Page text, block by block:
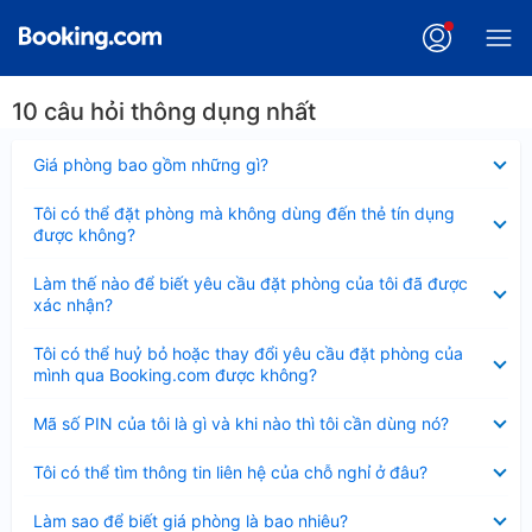
10 câu hỏi thông dụng nhất
Giá phòng bao gồm những gì?
thu
Tôi có thể đặt phòng mà không dùng đến thẻ tín dụng
được không?
thu
gọn
Làm thế nào để biết yêu cầu đặt phòng của tôi đã được
xác nhận?
thu
gọn
Tôi có thể huỷ bỏ hoặc thay đổi yêu cầu đặt phòng của
mình qua Booking.com được không?
thu
gọn
Mã số PIN của tôi là gì và khi nào thì tôi cần dùng nó?
thu
Tôi có thể tìm thông tin liên hệ của chỗ nghỉ ở đâu?
thu
Làm sao để biết giá phòng là bao nhiêu?
thu